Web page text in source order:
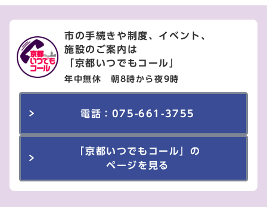
市の手続きや制度、イベント、
施設のご案内は
「京都いつでもコール」
年中無休 朝8時から夜9時
電話：075-661-3755
「京都いつでもコール」の
ページを見る